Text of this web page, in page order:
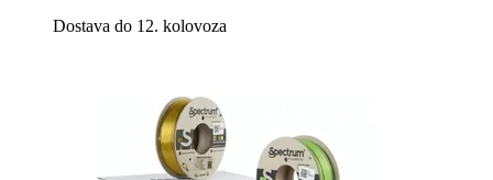
Dostava do 12. kolovoza